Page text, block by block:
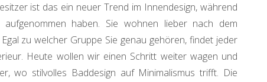
ist das ein neuer Trend im Innendesign, während
haben. Sie wohnen lieber nach dem
zu welcher Gruppe Sie genau gehören, findet jeder
Heute wollen wir einen Schritt weiter wagen und
wo stilvolles Baddesign auf Minimalismus trifft. Die